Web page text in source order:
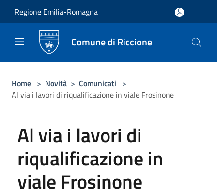
Regione Emilia-Romagna
Comune di Riccione
Home > Novità > Comunicati >
Al via i lavori di riqualificazione in viale Frosinone
Al via i lavori di
riqualificazione in
viale Frosinone